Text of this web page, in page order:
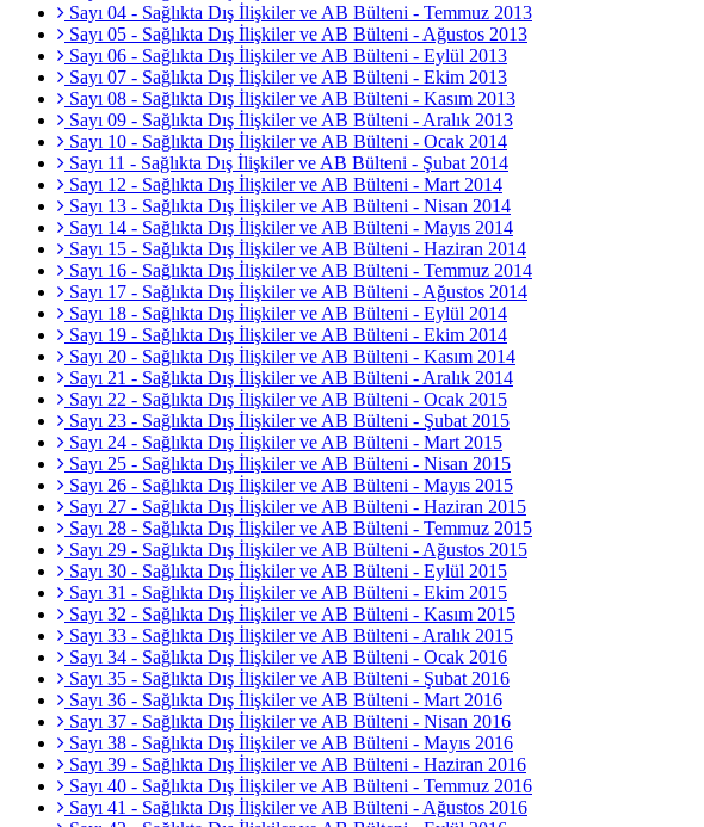
Sayı 04 - Sağlıkta Dış İlişkiler ve AB Bülteni - Temmuz 2013
Sayı 05 - Sağlıkta Dış İlişkiler ve AB Bülteni - Ağustos 2013
Sayı 06 - Sağlıkta Dış İlişkiler ve AB Bülteni - Eylül 2013
Sayı 07 - Sağlıkta Dış İlişkiler ve AB Bülteni - Ekim 2013
Sayı 08 - Sağlıkta Dış İlişkiler ve AB Bülteni - Kasım 2013
Sayı 09 - Sağlıkta Dış İlişkiler ve AB Bülteni - Aralık 2013
Sayı 10 - Sağlıkta Dış İlişkiler ve AB Bülteni - Ocak 2014
Sayı 11 - Sağlıkta Dış İlişkiler ve AB Bülteni - Şubat 2014
Sayı 12 - Sağlıkta Dış İlişkiler ve AB Bülteni - Mart 2014
Sayı 13 - Sağlıkta Dış İlişkiler ve AB Bülteni - Nisan 2014
Sayı 14 - Sağlıkta Dış İlişkiler ve AB Bülteni - Mayıs 2014
Sayı 15 - Sağlıkta Dış İlişkiler ve AB Bülteni - Haziran 2014
Sayı 16 - Sağlıkta Dış İlişkiler ve AB Bülteni - Temmuz 2014
Sayı 17 - Sağlıkta Dış İlişkiler ve AB Bülteni - Ağustos 2014
Sayı 18 - Sağlıkta Dış İlişkiler ve AB Bülteni - Eylül 2014
Sayı 19 - Sağlıkta Dış İlişkiler ve AB Bülteni - Ekim 2014
Sayı 20 - Sağlıkta Dış İlişkiler ve AB Bülteni - Kasım 2014
Sayı 21 - Sağlıkta Dış İlişkiler ve AB Bülteni - Aralık 2014
Sayı 22 - Sağlıkta Dış İlişkiler ve AB Bülteni - Ocak 2015
Sayı 23 - Sağlıkta Dış İlişkiler ve AB Bülteni - Şubat 2015
Sayı 24 - Sağlıkta Dış İlişkiler ve AB Bülteni - Mart 2015
Sayı 25 - Sağlıkta Dış İlişkiler ve AB Bülteni - Nisan 2015
Sayı 26 - Sağlıkta Dış İlişkiler ve AB Bülteni - Mayıs 2015
Sayı 27 - Sağlıkta Dış İlişkiler ve AB Bülteni - Haziran 2015
Sayı 28 - Sağlıkta Dış İlişkiler ve AB Bülteni - Temmuz 2015
Sayı 29 - Sağlıkta Dış İlişkiler ve AB Bülteni - Ağustos 2015
Sayı 30 - Sağlıkta Dış İlişkiler ve AB Bülteni - Eylül 2015
Sayı 31 - Sağlıkta Dış İlişkiler ve AB Bülteni - Ekim 2015
Sayı 32 - Sağlıkta Dış İlişkiler ve AB Bülteni - Kasım 2015
Sayı 33 - Sağlıkta Dış İlişkiler ve AB Bülteni - Aralık 2015
Sayı 34 - Sağlıkta Dış İlişkiler ve AB Bülteni - Ocak 2016
Sayı 35 - Sağlıkta Dış İlişkiler ve AB Bülteni - Şubat 2016
Sayı 36 - Sağlıkta Dış İlişkiler ve AB Bülteni - Mart 2016
Sayı 37 - Sağlıkta Dış İlişkiler ve AB Bülteni - Nisan 2016
Sayı 38 - Sağlıkta Dış İlişkiler ve AB Bülteni - Mayıs 2016
Sayı 39 - Sağlıkta Dış İlişkiler ve AB Bülteni - Haziran 2016
Sayı 40 - Sağlıkta Dış İlişkiler ve AB Bülteni - Temmuz 2016
Sayı 41 - Sağlıkta Dış İlişkiler ve AB Bülteni - Ağustos 2016